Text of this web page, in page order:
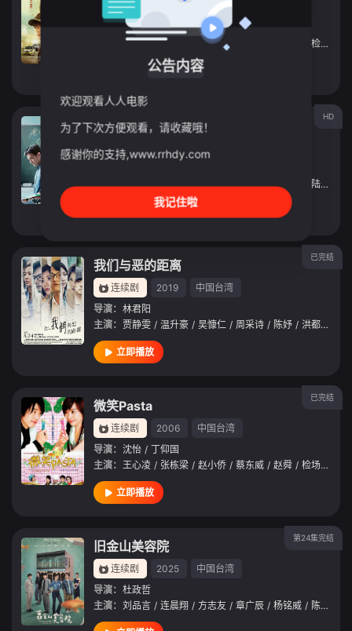
电影
中国台湾
张书玮
温升豪 / 陈少卉 陈泽耀 / 检场
立即播放
HD
老师，你会不会回来
电影 2019
主演：是元介 / 夏于乔 / 赵树海 / 张琼姿 / 应朗丰 陆弈静
已完结
我们与恶的距离
连续剧 2019
中国台湾
导演： 林君阳
主演： 贾静雯 / 温升豪 / 吴慷仁 / 周采诗 / 陈妤 / 洪都拉斯
立即播放
已完结
微笑Pasta
连续剧 2006
中国台湾
导演： 沈怡 / 丁仰国
主演： 王心凌 / 张栋梁 / 赵小侨 / 蔡东威 / 赵舜 / 检场 /
立即播放
第24集完结
旧金山美容院
连续剧 2025
中国台湾
导演： 杜政哲
主演： 刘品言 / 连晨翔 / 方志友 / 章广辰 / 杨铭威 / 陈孝萱
公告内容
欢迎观看人人电影
为了下次方便观看，请收藏哦！
感谢你的支持,www.rrhdy.com
我记住啦